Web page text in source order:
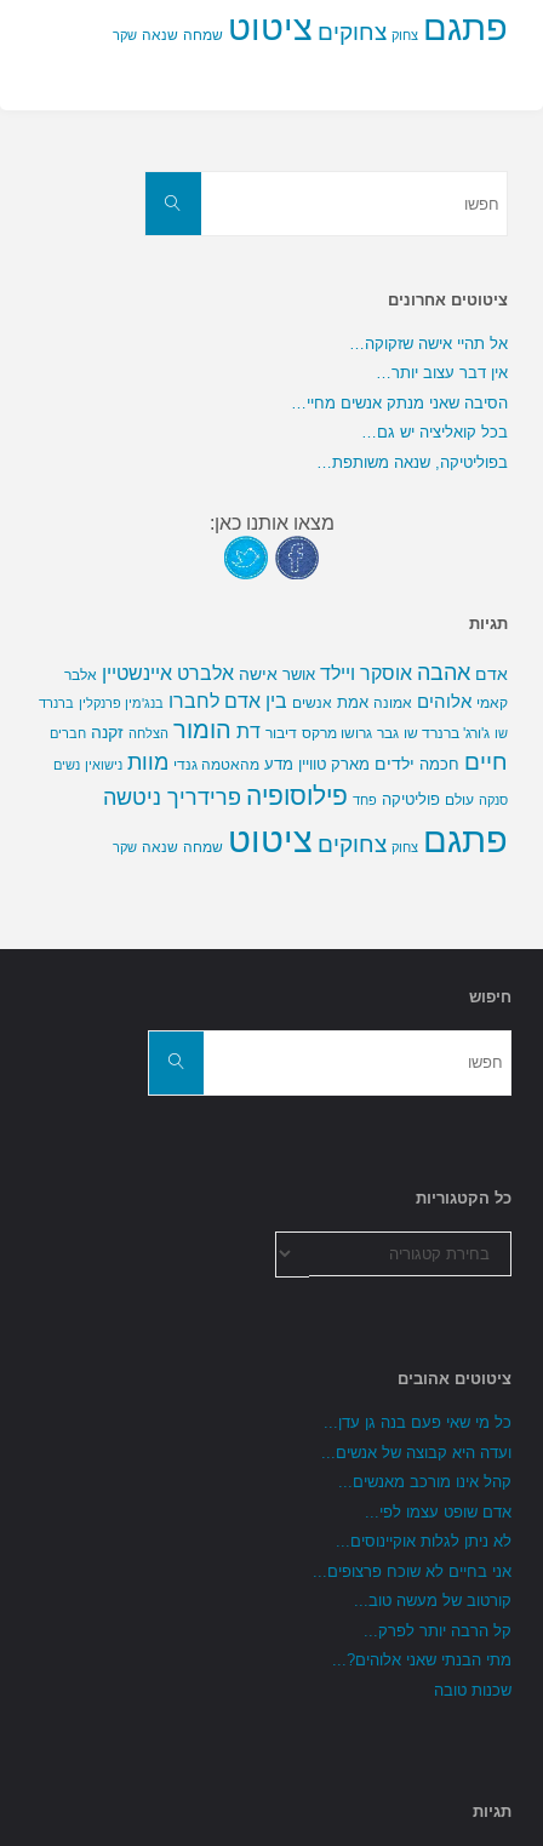
פתגם צחוק צחוקים ציטוט שמחה שנאה שקר
חפשו
ציטוטים אחרונים
אל תהיי אישה שזקוקה…
אין דבר עצוב יותר…
הסיבה שאני מנתק אנשים מחיי…
בכל קואליציה יש גם…
בפוליטיקה, שנאה משותפת…
מצאו אותנו כאן:
תגיות
אדם אהבה אוסקר ויילד אושר אישה אלברט איינשטיין אלבר
קאמי אלוהים אמונה אמת אנשים בין אדם לחברו בנג'מין פרנקלין ברנרד
שו ג'ורג' ברנרד שו גבר גרושו מרקס דיבור דת הומור הצלחה זקנה חברים
חיים חכמה ילדים מארק טוויין מדע מהאטמה גנדי מוות נישואין נשים
סנקה עולם פוליטיקה פחד פילוסופיה פרידריך ניטשה
פתגם צחוק צחוקים ציטוט שמחה שנאה שקר
חיפוש
חפשו
כל הקטגוריות
הקטגוריות
ציטוטים אהובים
כל מי שאי פעם בנה גן עדן...
ועדה היא קבוצה של אנשים...
קהל אינו מורכב מאנשים...
אדם שופט עצמו לפי...
לא ניתן לגלות אוקיינוסים...
אני בחיים לא שוכח פרצופים...
קורטוב של מעשה טוב...
קל הרבה יותר לפרק...
מתי הבנתי שאני אלוהים?...
שכנות טובה
תגיות